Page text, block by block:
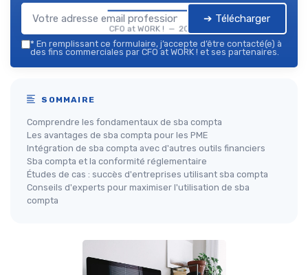
CFO at WORK ! — 2026
➔ Télécharger
* En remplissant ce formulaire, j’accepte d’être contacté(e) à
des fins commerciales par CFO at WORK ! et ses partenaires.
SOMMAIRE
Comprendre les fondamentaux de sba compta
Les avantages de sba compta pour les PME
Intégration de sba compta avec d'autres outils financiers
Sba compta et la conformité réglementaire
Études de cas : succès d'entreprises utilisant sba compta
Conseils d'experts pour maximiser l'utilisation de sba
compta